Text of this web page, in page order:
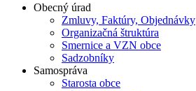
Obecný úrad
Zmluvy, Faktúry, Objednávky
Organizačná štruktúra
Smernice a VZN obce
Sadzobníky
Samospráva
Starosta obce